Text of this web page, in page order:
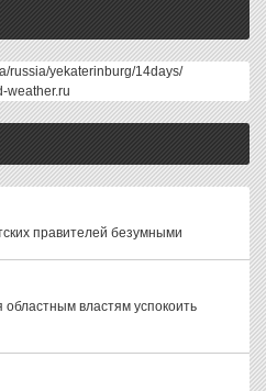
russia/yekaterinburg/14days/
weather.ru
правителей безумными
областным властям успокоить